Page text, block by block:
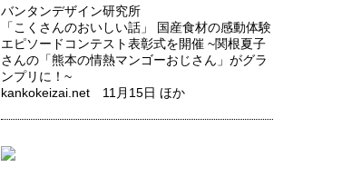
バンタンデザイン研究所
「こくさんのおいしい話」 国産食材の感動体験
エピソードコンテスト表彰式を開催 ~関根夏子
さんの「熊本の情熱マンゴーおじさん」がグラ
ンプリに！~
kankokeizai.net 11月15日 ほか